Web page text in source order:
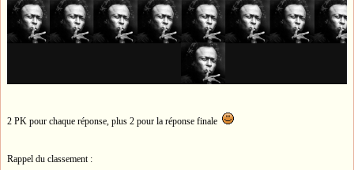
2 PK pour chaque réponse, plus 2 pour la réponse finale
Rappel du classement :